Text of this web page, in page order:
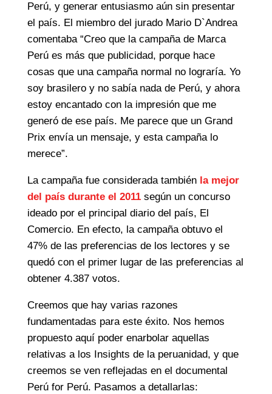
Perú, y generar entusiasmo aún sin presentar
el país. El miembro del jurado Mario D`Andrea
comentaba “Creo que la campaña de Marca
Perú es más que publicidad, porque hace
cosas que una campaña normal no lograría. Yo
soy brasilero y no sabía nada de Perú, y ahora
estoy encantado con la impresión que me
generó de ese país. Me parece que un Grand
Prix envía un mensaje, y esta campaña lo
merece”.
La campaña fue considerada también la mejor
del país durante el 2011según un concurso
ideado por el principal diario del país, El
Comercio. En efecto, la campaña obtuvo el
47% de las preferencias de los lectores y se
quedó con el primer lugar de las preferencias al
obtener 4.387 votos.
Creemos que hay varias razones
fundamentadas para este éxito. Nos hemos
propuesto aquí poder enarbolar aquellas
relativas a los Insights de la peruanidad, y que
creemos se ven reflejadas en el documental
Perú for Perú. Pasamos a detallarlas: